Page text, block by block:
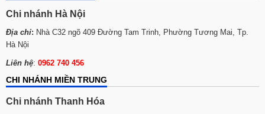
Chi nhánh Hà Nội
Địa chỉ: Nhà C32 ngõ 409 Đường Tam Trinh, Phường Tương Mai, Tp.
Hà Nội
Liên hệ: 0962 740 456
CHI NHÁNH MIỀN TRUNG
Chi nhánh Thanh Hóa